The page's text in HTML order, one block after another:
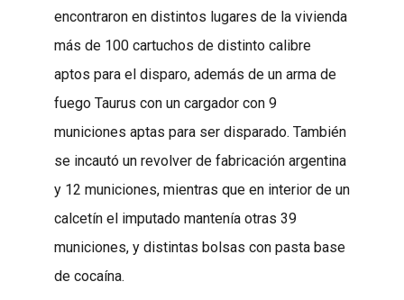
encontraron en distintos lugares de la vivienda
más de 100 cartuchos de distinto calibre
aptos para el disparo, además de un arma de
fuego Taurus con un cargador con 9
municiones aptas para ser disparado. También
se incautó un revolver de fabricación argentina
y 12 municiones, mientras que en interior de un
calcetín el imputado mantenía otras 39
municiones, y distintas bolsas con pasta base
de cocaína.